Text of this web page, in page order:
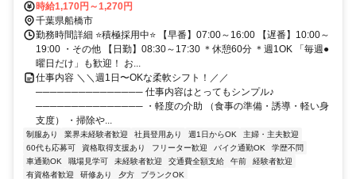
時給1,170円～1,270円
千葉県船橋市
勤務時間詳細 ⭐積極採用中⭐ 【早番】07:00～16:00 【遅番】10:00～
19:00 ・その他 【日勤】08:30～17:30 ＊休憩60分 ＊週1OK 「毎週●
曜日だけ」も歓迎！ お...
仕事内容 ＼＼週1日〜OKな柔軟シフト！／／
─────────────── 仕事内容はとってもシンプル♪
─────────────── ・軽度の介助 （食事の準備・誘導・軽い身
支度） ・掃除や...
制服あり 業界未経験者歓迎 社員登用あり 週1日からOK
主婦・主夫歓迎
60代も応募可
資格取得支援あり フリーター歓迎 バイク通勤OK
学歴不問
車通勤OK
職場見学可 未経験者歓迎 交通費全額支給 午前
経験者歓迎
有資格者歓迎
研修あり 夕方 ブランクOK